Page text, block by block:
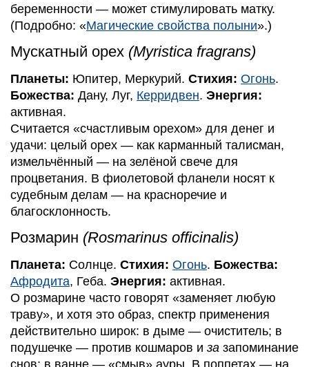
беременности — может стимулировать матку.
(Подробно: «Магические свойства полыни».)
Мускатный орех (Myristica fragrans)
Планеты: Юпитер, Меркурий. Стихия: Огонь.
Божества: Дану, Луг, Керридвен. Энергия:
активная.
Считается «счастливым орехом» для денег и
удачи: целый орех — как карманный талисман,
измельчённый — на зелёной свече для
процветания. В фиолетовой фланели носят к
судебным делам — на красноречие и
благосклонность.
Розмарин (Rosmarinus officinalis)
Планета: Солнце. Стихия: Огонь. Божества:
Афродита, Геба. Энергия: активная.
О розмарине часто говорят «заменяет любую
траву», и хотя это образ, спектр применения
действительно широк: в дыме — очиститель; в
подушечке — против кошмаров и за запоминание
снов; в ванне — «смыв» ауры. В поппетах — на